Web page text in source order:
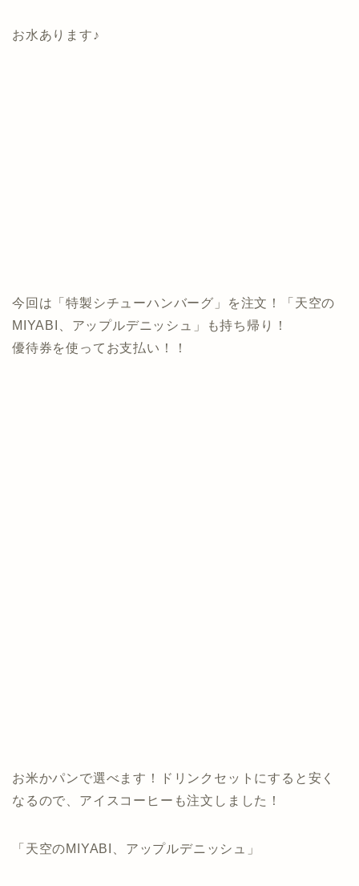
お水あります♪
今回は「特製シチューハンバーグ」を注文！「天空の
MIYABI、アップルデニッシュ」も持ち帰り！
優待券を使ってお支払い！！
お米かパンで選べます！ドリンクセットにすると安く
なるので、アイスコーヒーも注文しました！
「天空のMIYABI、アップルデニッシュ」